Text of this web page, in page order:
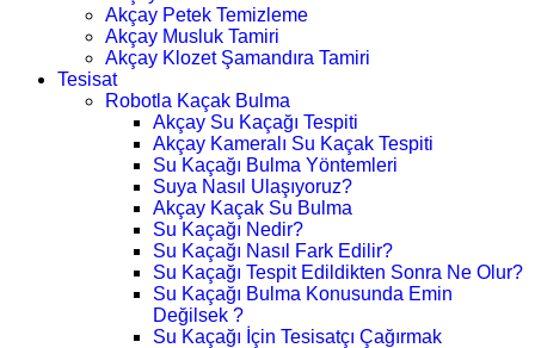
Akçay Petek Temizleme
Akçay Musluk Tamiri
Akçay Klozet Şamandıra Tamiri
Tesisat
Robotla Kaçak Bulma
Akçay Su Kaçağı Tespiti
Akçay Kameralı Su Kaçak Tespiti
Su Kaçağı Bulma Yöntemleri
Suya Nasıl Ulaşıyoruz?
Akçay Kaçak Su Bulma
Su Kaçağı Nedir?
Su Kaçağı Nasıl Fark Edilir?
Su Kaçağı Tespit Edildikten Sonra Ne Olur?
Su Kaçağı Bulma Konusunda Emin
Değilsek ?
Su Kaçağı İçin Tesisatçı Çağırmak